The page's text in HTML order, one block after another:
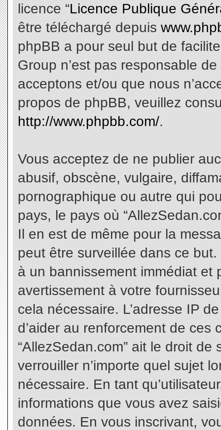
licence “Licence Publique
être téléchargé depuis
phpBB a pour seul but de
Group n’est pas responsable
acceptons et/ou que nous
propos de phpBB, veuillez
http://www.phpbb.com/.
Vous acceptez de ne publier
abusif, obscène, vulgaire,
pornographique ou autre qui
pays, le pays où
Il en est de même pour la
peut être surveillée dans ce
à un bannissement immédiat et
avertissement à votre
cela nécessaire. L’adresse IP
d’aider au renforcement de
“AllezSedan.com” ait le droit de
verrouiller n’importe quel sujet
nécessaire. En tant
informations que vous avez
données. En vous inscrivant,